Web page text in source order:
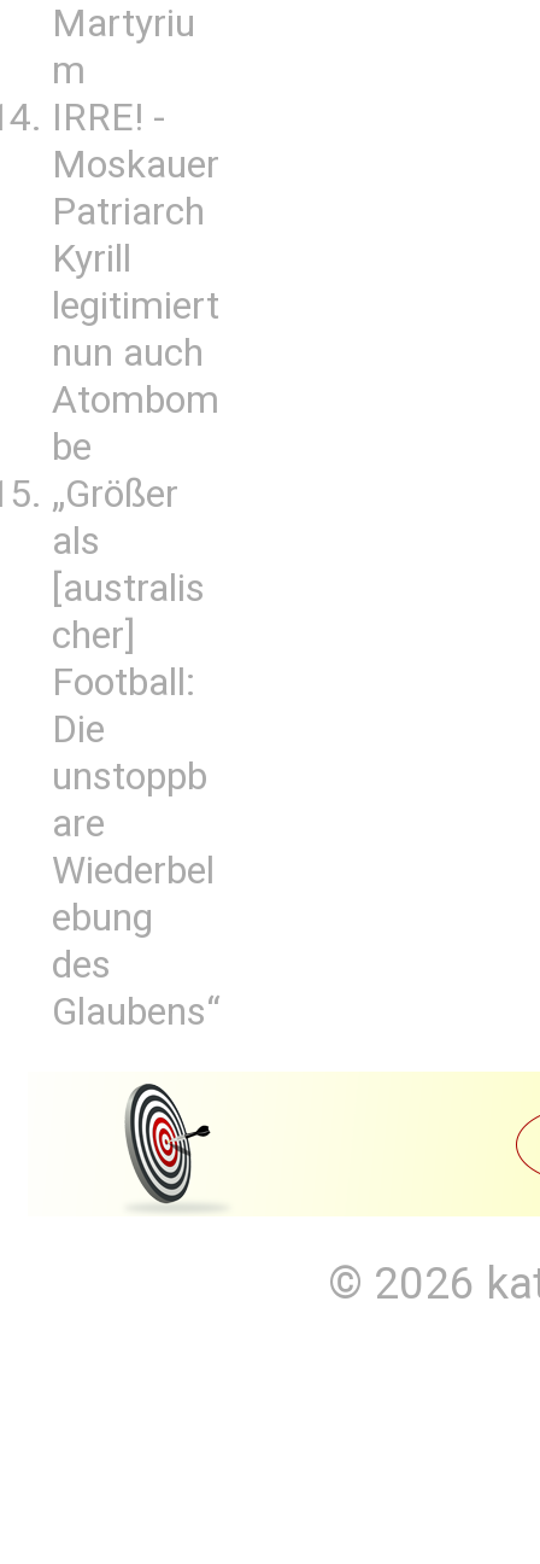
Martyriu
m
IRRE! -
Moskauer
Patriarch
Kyrill
legitimiert
nun auch
Atombom
be
„Größer
als
[australis
cher]
Football:
Die
unstoppb
are
Wiederbel
ebung
des
Glaubens“
© 2026